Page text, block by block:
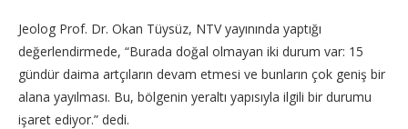
Jeolog Prof. Dr. Okan Tüysüz, NTV yayınında yaptığı
değerlendirmede, “Burada doğal olmayan iki durum var: 15
gündür daima artçıların devam etmesi ve bunların çok geniş bir
alana yayılması. Bu, bölgenin yeraltı yapısıyla ilgili bir durumu
işaret ediyor.” dedi.